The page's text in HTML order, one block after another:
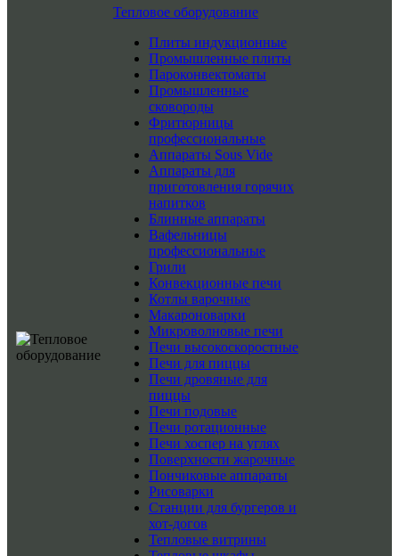
Тепловое оборудование
Плиты индукционные
Промышленные плиты
Пароконвектоматы
Промышленные
сковороды
Фритюрницы
профессиональные
Аппараты Sous Vide
Аппараты для
приготовления горячих
напитков
Блинные аппараты
Вафельницы
профессиональные
Грили
Конвекционные печи
Котлы варочные
Макароноварки
Микроволновые печи
Печи высокоскоростные
Печи для пиццы
Печи дровяные для
пиццы
Печи подовые
Печи ротационные
Печи хоспер на углях
Поверхности жарочные
Пончиковые аппараты
Рисоварки
Станции для бургеров и
хот-догов
Тепловые витрины